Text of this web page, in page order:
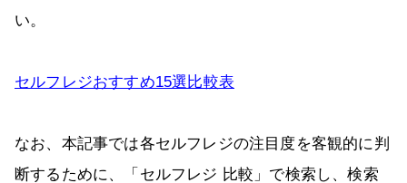
い。
セルフレジおすすめ15選比較表
なお、本記事では各セルフレジの注目度を客観的に判
断するために、「セルフレジ 比較」で検索し、検索